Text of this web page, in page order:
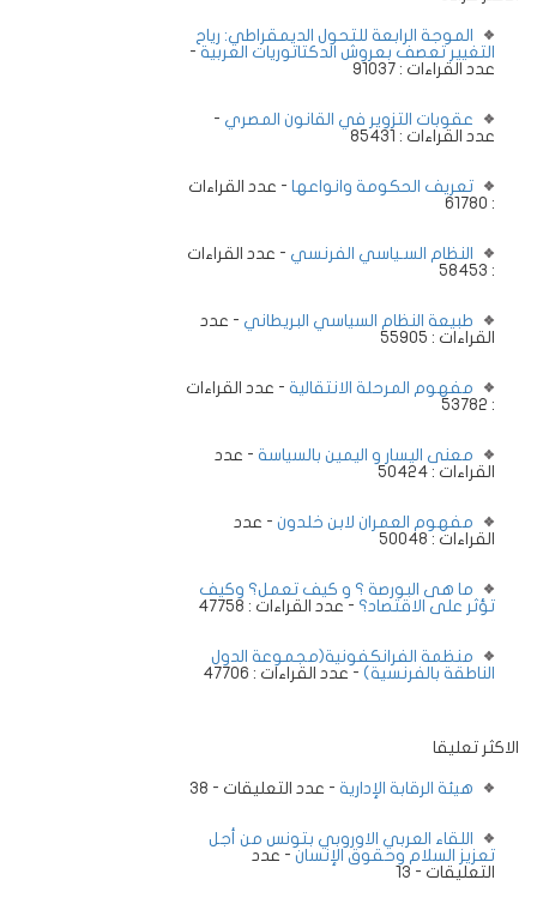
الموجة الرابعة للتحول الديمقراطي: رياح
التغيير تعصف بعروش الدكتاتوريات العربية -
عدد القراءات : 91037
عقوبات التزوير في القانون المصري -
عدد القراءات : 85431
تعريف الحكومة وانواعها - عدد القراءات
: 61780
النظام السـياسي الفرنسي - عدد القراءات
: 58453
طبيعة النظام السياسي البريطاني - عدد
القراءات : 55905
مفهوم المرحلة الانتقالية - عدد القراءات
: 53782
معنى اليسار و اليمين بالسياسة - عدد
القراءات : 50424
مفهوم العمران لابن خلدون - عدد
القراءات : 50048
ما هى البورصة ؟ و كيف تعمل؟ وكيف
تؤثر على الاقتصاد؟ - عدد القراءات : 47758
منظمة الفرانكفونية(مجموعة الدول
الناطقة بالفرنسية) - عدد القراءات : 47706
الاكثر تعليقا
هيئة الرقابة الإدارية - عدد التعليقات - 38
اللقاء العربي الاوروبي بتونس من أجل
تعزيز السلام وحقوق الإنسان - عدد
التعليقات - 13